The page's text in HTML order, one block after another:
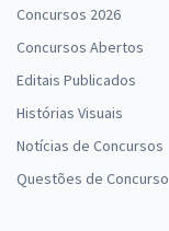
Concursos 2026
Concursos Abertos
Editais Publicados
Histórias Visuais
Notícias de Concursos
Questões de Concurso